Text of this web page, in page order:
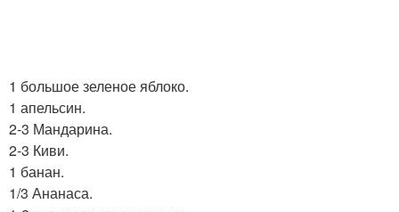
1 большое зеленое яблоко.
1 апельсин.
2-3 Мандарина.
2-3 Киви.
1 банан.
1/3 Ананаса.